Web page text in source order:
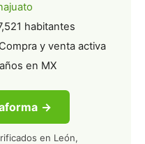
habitantes
y venta activa
en MX
→
en León,